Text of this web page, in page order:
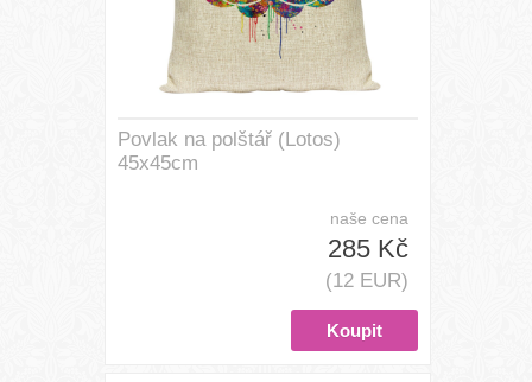
Povlak na polštář (Lotos)
45x45cm
naše cena
285 Kč
(12 EUR)